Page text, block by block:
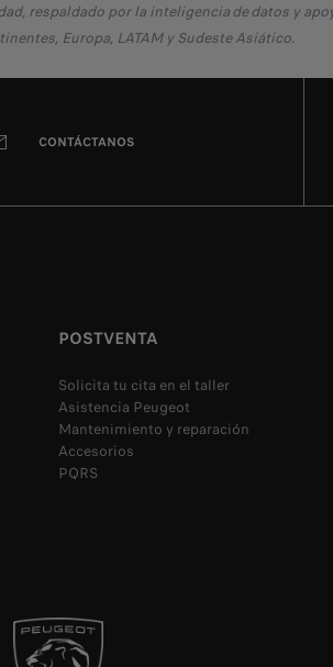
respaldado por la inteligencia de datos y
Europa, LATAM y Sudeste Asiático.
CONTÁCTANOS
POSTVENTA
Solicita tu cita en el taller
Asistencia Peugeot
Mantenimiento y reparación
Accesorios
PQRS